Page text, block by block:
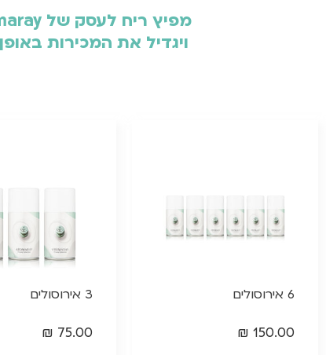
ויגדיל את המכירות
6 אירוסולים
150.00
₪
3 אירוסולים
75.00
₪